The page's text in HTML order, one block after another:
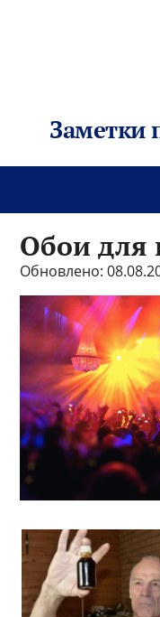
Заметки
Обои для
Обновлено: